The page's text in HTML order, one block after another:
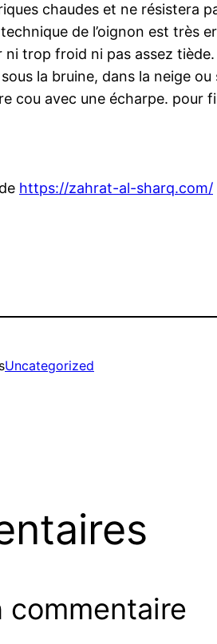
chaudes et ne résistera
de l’oignon est très
ni trop froid ni pas assez
la bruine, dans la neige
cou avec une écharpe. pour
https://zahrat-al-sharq.com/
Uncategorized
commentaire